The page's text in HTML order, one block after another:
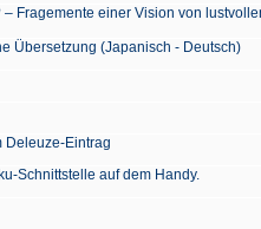
– Fragemente einer Vision von
Übersetzung (Japanisch - Deutsch)
Deleuze-Eintrag
Schnittstelle auf dem Handy.